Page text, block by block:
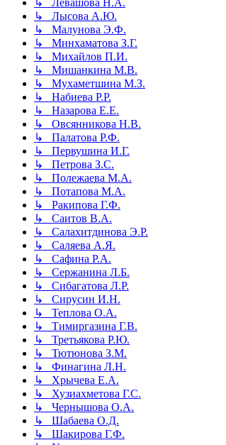
↳ Лысова А.Ю.
↳ Малунова Э.Ф.
↳ Минхаматова З.Г.
↳ Михайлов П.И.
↳ Мишанкина М.В.
↳ Мухаметшина М.З.
↳ Набиева Р.Р.
↳ Назарова Е.Е.
↳ Овсянникова Н.В.
↳ Палатова Р.Ф.
↳ Первушина И.Г.
↳ Петрова З.С.
↳ Полежаева М.А.
↳ Потапова М.А.
↳ Ракипова Г.Ф.
↳ Саитов В.А.
↳ Салахитдинова Э.Р.
↳ Саляева А.Я.
↳ Сафина Р.А.
↳ Сержанина Л.Б.
↳ Сибагатова Л.Р.
↳ Сирусин И.Н.
↳ Теплова О.А.
↳ Тимиргазина Г.В.
↳ Третьякова Р.Ю.
↳ Тютюнова З.М.
↳ Финагина Л.Н.
↳ Хрычева Е.А.
↳ Хузиахметова Г.С.
↳ Чернышова О.А.
↳ Шабаева О.Д.
↳ Шакирова Г.Ф.